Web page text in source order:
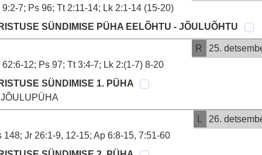
9:2-7; Ps 96; Tt 2:11-14; Lk 2:1-14 (15-20)
SÜNDIMISE PÜHA EELÕHTU - JÕULUÕHTU
R
25.
62:6-12; Ps 97; Tt 3:4-7; Lk 2:(1-7) 8-20
SÜNDIMISE 1. PÜHA
26.
148; Jr 26:1-9, 12-15; Ap 6:8-15, 7:51-60